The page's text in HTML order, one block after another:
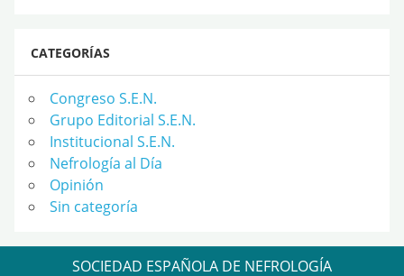
CATEGORÍAS
Congreso S.E.N.
Grupo Editorial S.E.N.
Institucional S.E.N.
Nefrología al Día
Opinión
Sin categoría
SOCIEDAD ESPAÑOLA DE NEFROLOGÍA